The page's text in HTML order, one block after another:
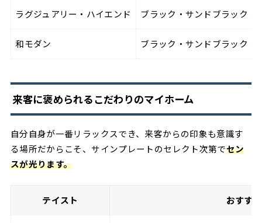
ラグジュアリー・ハイエンド ブラック・サンドブラック・
和モダン ブラック・サンドブラック・
来客に褒められるこだわりのマイホーム
自分自身が一番リラックスでき、来客からの印象も意識す
る場所だからこそ、サインプレートのセレクト次第でセン
スが光ります。
テイスト おすす